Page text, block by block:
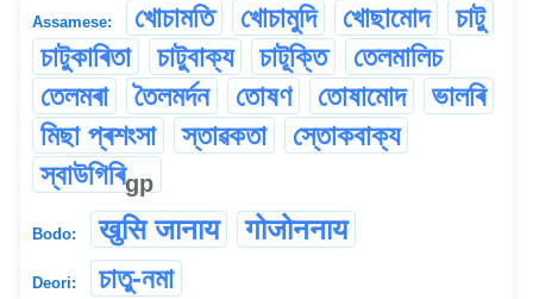
Assamese: খোচামতি খোচামুদি খোছামোদ
চাটু
চাটুকাৰিতা
চাটুবাক্য চাটূক্তি
তেলমালিচ
তেলমৰা
তৈলমৰ্দন তোষণ তোষামোদ
ভালৰি
মিছা প্ৰশংসা
স্তাৱকতা
স্তোকবাক্য
স্বাউগিৰিgp
Bodo: खुसि जानाय गोजोननाय
Deori: চাতু-নমা